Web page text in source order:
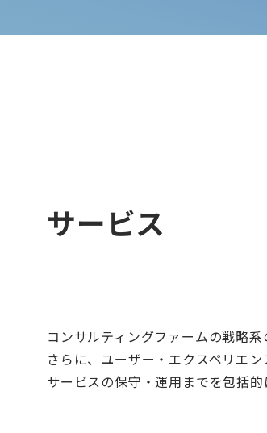
サービス
コンサルティングファームの戦略
さらに、ユーザー・エクスペリエ
サービスの保守・運用までを包括的